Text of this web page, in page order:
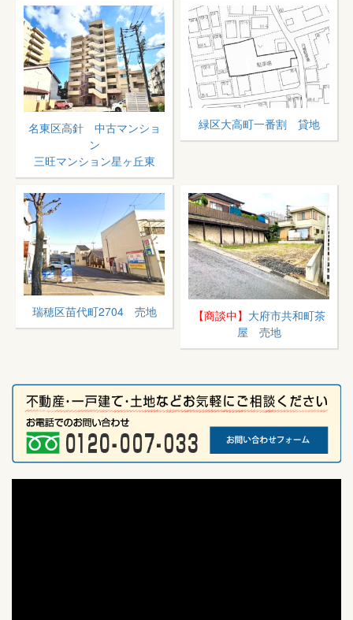
名東区高針 中古マンショ
ン
三旺マンション星ヶ丘東
緑区大高町一番割 貸地
瑞穂区苗代町2704 売地 【商談中】 大府市共和町茶
屋 売地